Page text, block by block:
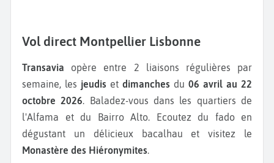
Vol direct Montpellier Lisbonne
Transavia opère entre 2 liaisons régulières par
semaine, les jeudis et dimanches du 06 avril au 22
octobre 2026. Baladez-vous dans les quartiers de
l'Alfama et du Bairro Alto. Ecoutez du fado en
dégustant un délicieux bacalhau et visitez le
Monastère des Hiéronymites.